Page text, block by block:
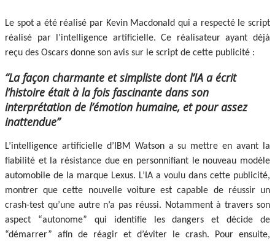
Le spot a été réalisé par Kevin Macdonald qui a respecté le script
réalisé par l’intelligence artificielle. Ce réalisateur ayant déjà
reçu des Oscars donne son avis sur le script de cette publicité :
“La façon charmante et simpliste dont l’IA a écrit
l’histoire était à la fois fascinante dans son
interprétation de l’émotion humaine, et pour assez
inattendue”
L’intelligence artificielle d’IBM Watson a su mettre en avant la
fiabilité et la résistance due en personnifiant le nouveau modèle
automobile de la marque Lexus. L’IA a voulu dans cette publicité,
montrer que cette nouvelle voiture est capable de réussir un
crash-test qu’une autre n’a pas réussi. Notamment à travers son
aspect “autonome” qui identifie les dangers et décide de
“démarrer” afin de réagir et d’éviter le crash. Pour ensuite,